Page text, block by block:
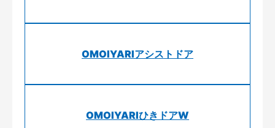
OMOIYARIアシストドア
OMOIYARIひきドアW